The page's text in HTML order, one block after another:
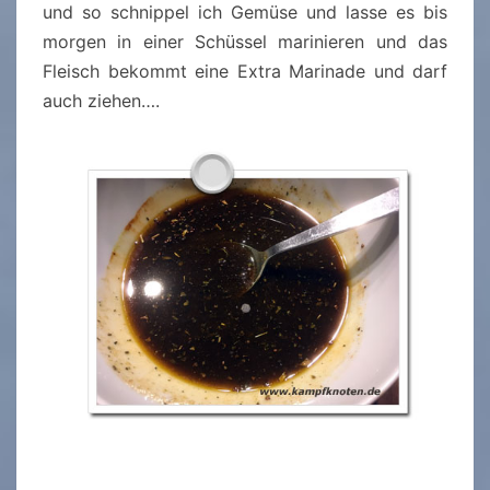
und so schnippel ich Gemüse und lasse es bis
morgen in einer Schüssel marinieren und das
Fleisch bekommt eine Extra Marinade und darf
auch ziehen….